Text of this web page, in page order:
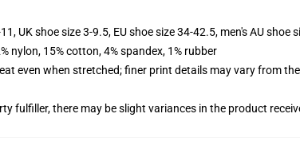
UK shoe size 3-9.5, EU shoe size 34-42.5, men's AU shoe
nylon, 15% cotton, 4% spandex, 1% rubber
even when stretched; finer print details may vary from
fulfiller, there may be slight variances in the product